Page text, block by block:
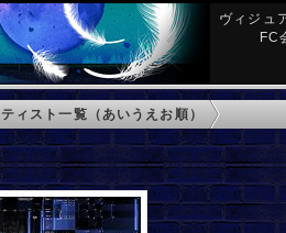
ヴィジュ
FC
ィスト一覧（あいうえお順）